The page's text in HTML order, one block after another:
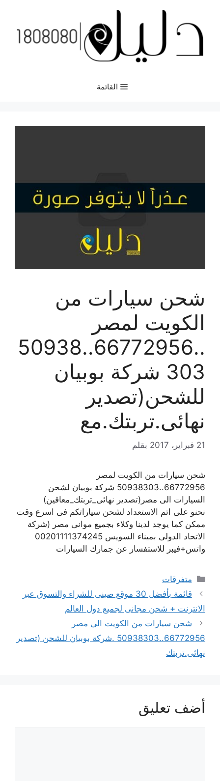
المحتوى
القائمة
شحن سيارات من
الكويت لمصر
..66772956..50938
303 شركة بوبيان
للشحن(تصدير
نهائى.تربتك.مع
21 فبراير، 2017 بقلم
شحن سيارات من الكويت لمصر
66772956..50938303 شركة بوبيان لشحن
السيارات الى مصر(تصدير نهائى_تربتك_معاقين)
نحنو على اتم الاستعداد لشحن سياراتكم فى اسرع وقت
ممكن كما يوجد لدينا وكلاء بجميع موانى مصر (شركة
الاتحاد الدولى بميناء السويس 00201111374245
واتس+فيبر للاستفسار عن جمارك السيارات
التصنيفات
متفرقات
قائمة بأفضل 30 موقع صينى للشراء والتسوق عبر
الانترنت + شحن مجانى لجميع دول العالم
شحن سيارات من الكويت الى مصر
66772956..50938303 .شركة بوبيان للشحن (تصدير
نهائى.تربتك
أضف تعليق